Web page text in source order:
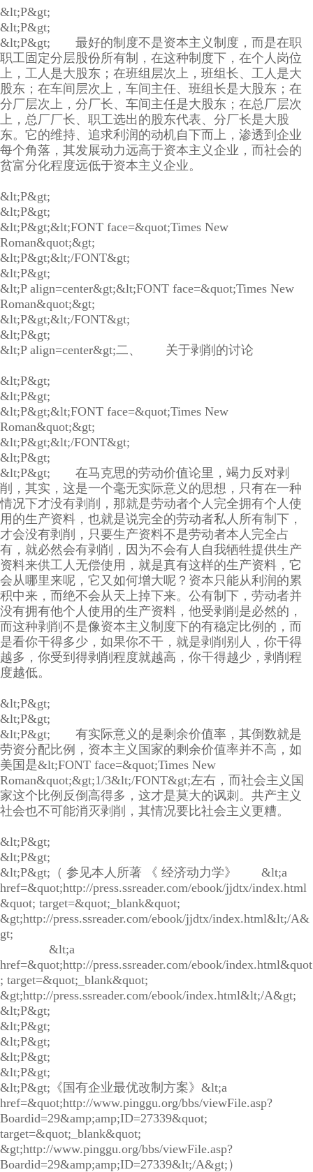
&lt;P&gt;
&lt;P&gt;
&lt;P&gt; 最好的制度不是资本主义制度，而是在职
职工固定分层股份所有制，在这种制度下，在个人岗位
上，工人是大股东；在班组层次上，班组长、工人是大
股东；在车间层次上，车间主任、班组长是大股东；在
分厂层次上，分厂长、车间主任是大股东；在总厂层次
上，总厂厂长、职工选出的股东代表、分厂长是大股
东。它的维持、追求利润的动机自下而上，渗透到企业
每个角落，其发展动力远高于资本主义企业，而社会的
贫富分化程度远低于资本主义企业。
&lt;P&gt;
&lt;P&gt;
&lt;P&gt;&lt;FONT face=&quot;Times New
Roman&quot;&gt;
&lt;P&gt;&lt;/FONT&gt;
&lt;P&gt;
&lt;P align=center&gt;&lt;FONT face=&quot;Times New
Roman&quot;&gt;
&lt;P&gt;&lt;/FONT&gt;
&lt;P&gt;
&lt;P align=center&gt;二、 关于剥削的讨论
&lt;P&gt;
&lt;P&gt;
&lt;P&gt;&lt;FONT face=&quot;Times New
Roman&quot;&gt;
&lt;P&gt;&lt;/FONT&gt;
&lt;P&gt;
&lt;P&gt; 在马克思的劳动价值论里，竭力反对剥
削，其实，这是一个毫无实际意义的思想，只有在一种
情况下才没有剥削，那就是劳动者个人完全拥有个人使
用的生产资料，也就是说完全的劳动者私人所有制下，
才会没有剥削，只要生产资料不是劳动者本人完全占
有，就必然会有剥削，因为不会有人自我牺牲提供生产
资料来供工人无偿使用，就是真有这样的生产资料，它
会从哪里来呢，它又如何增大呢？资本只能从利润的累
积中来，而绝不会从天上掉下来。公有制下，劳动者并
没有拥有他个人使用的生产资料，他受剥削是必然的，
而这种剥削不是像资本主义制度下的有稳定比例的，而
是看你干得多少，如果你不干，就是剥削别人，你干得
越多，你受到得剥削程度就越高，你干得越少，剥削程
度越低。
&lt;P&gt;
&lt;P&gt;
&lt;P&gt; 有实际意义的是剩余价值率，其倒数就是
劳资分配比例，资本主义国家的剩余价值率并不高，如
美国是&lt;FONT face=&quot;Times New
Roman&quot;&gt;1/3&lt;/FONT&gt;左右，而社会主义国
家这个比例反倒高得多，这才是莫大的讽刺。共产主义
社会也不可能消灭剥削，其情况要比社会主义更糟。
&lt;P&gt;
&lt;P&gt;
&lt;P&gt;（ 参见本人所著 《 经济动力学》 &lt;a
href=&quot;http://press.ssreader.com/ebook/jjdtx/index.html
&quot; target=&quot;_blank&quot;
&gt;http://press.ssreader.com/ebook/jjdtx/index.html&lt;/A&
gt;
&lt;a
href=&quot;http://press.ssreader.com/ebook/index.html&quot
; target=&quot;_blank&quot;
&gt;http://press.ssreader.com/ebook/index.html&lt;/A&gt;
&lt;P&gt;
&lt;P&gt;
&lt;P&gt;
&lt;P&gt;
&lt;P&gt;
&lt;P&gt;《国有企业最优改制方案》&lt;a
href=&quot;http://www.pinggu.org/bbs/viewFile.asp?
Boardid=29&amp;amp;ID=27339&quot;
target=&quot;_blank&quot;
&gt;http://www.pinggu.org/bbs/viewFile.asp?
Boardid=29&amp;amp;ID=27339&lt;/A&gt;）